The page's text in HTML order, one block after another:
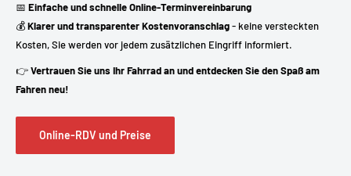
📅 Einfache und schnelle Online-Terminvereinbarung
💰Klarer und transparenter Kostenvoranschlag- keine versteckten
Kosten, Sie werden vor jedem zusätzlichen Eingriff informiert.
👉Vertrauen Sie uns Ihr Fahrrad an und entdecken Sie den Spaß am
Fahren neu!
Online-RDV und Preise